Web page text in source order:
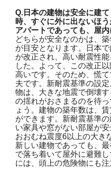
Q.日本の建物は安全に建
時、すぐに外に出ないほ
アパートであっても、屋
どちらが安全なのかは、
が目安となります。日本
が改正され、高い耐震性
した。よって、この改正
高いです。そのため、慌
夫です。新耐震基準の設
物は、大きな地震で倒壊
の揺れがおさまるのを待
ょう。建物の築年数は、
ができます。新耐震基準
い家具や窓がない部屋が安
おおむね震度6以上の大き
新しい建物であっても、
で落ち着いて屋外に避難
には、頭上の危険物にも注